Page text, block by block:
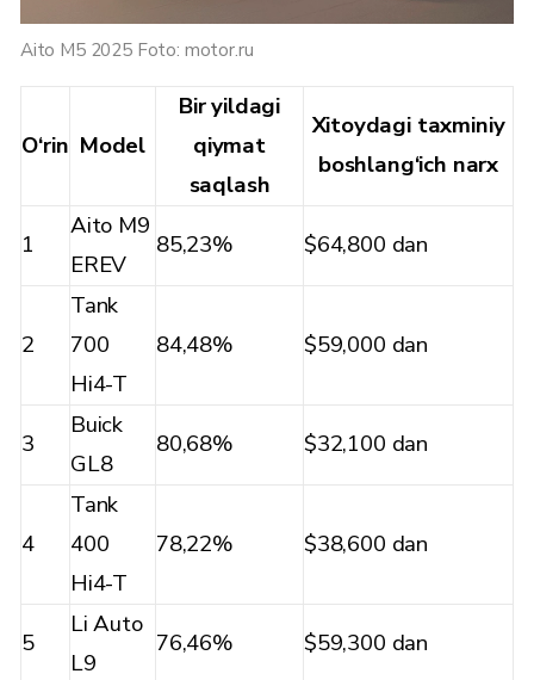
Aito M5 2025 Foto: motor.ru
O‘rin Model
Bir yildagi
qiymat
saqlash
Xitoydagi taxminiy
boshlang‘ich narx
1
Aito M9
EREV
85,23% $64,800 dan
2
Tank
700
Hi4-T
84,48% $59,000 dan
3
Buick
GL8
80,68% $32,100 dan
4
Tank
400
Hi4-T
78,22% $38,600 dan
5
Li Auto
L9
76,46% $59,300 dan